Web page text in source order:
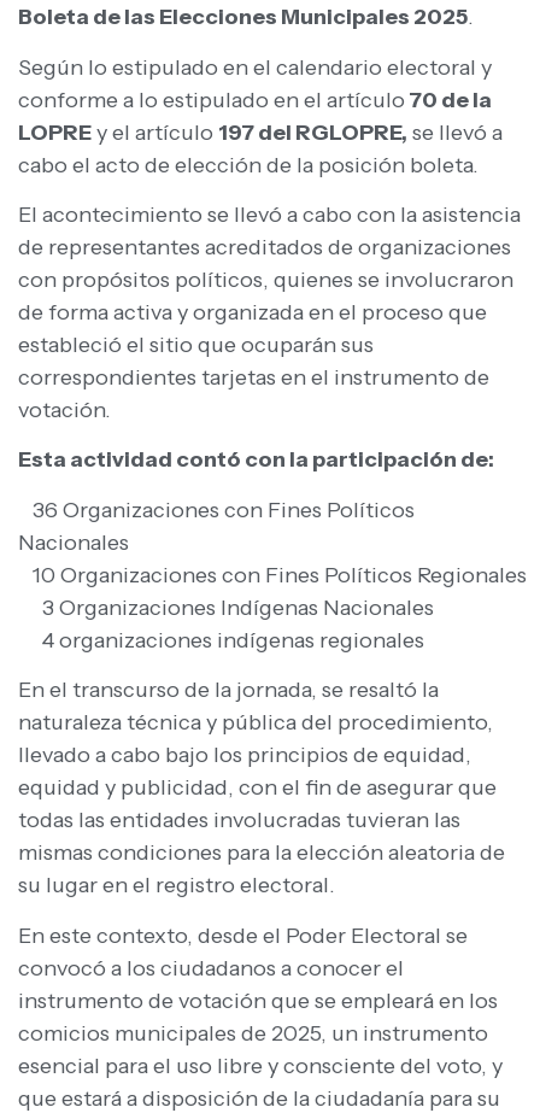
Boleta de las Elecciones Municipales 2025.
Según lo estipulado en el calendario electoral y
conforme a lo estipulado en el artículo 70 de la
LOPREy el artículo 197 del RGLOPRE, se llevó a
cabo el acto de elección de la posición boleta.
El acontecimiento se llevó a cabo con la asistencia
de representantes acreditados de organizaciones
con propósitos políticos, quienes se involucraron
de forma activa y organizada en el proceso que
estableció el sitio que ocuparán sus
correspondientes tarjetas en el instrumento de
votación.
Esta actividad contó con la participación de:
36 Organizaciones con Fines Políticos
Nacionales
10 Organizaciones con Fines Políticos Regionales
3 Organizaciones Indígenas Nacionales
4 organizaciones indígenas regionales
En el transcurso de la jornada, se resaltó la
naturaleza técnica y pública del procedimiento,
llevado a cabo bajo los principios de equidad,
equidad y publicidad, con el fin de asegurar que
todas las entidades involucradas tuvieran las
mismas condiciones para la elección aleatoria de
su lugar en el registro electoral.
En este contexto, desde el Poder Electoral se
convocó a los ciudadanos a conocer el
instrumento de votación que se empleará en los
comicios municipales de 2025, un instrumento
esencial para el uso libre y consciente del voto, y
que estará a disposición de la ciudadanía para su